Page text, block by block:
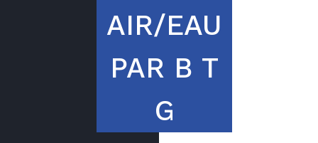
AIR/EAU
PAR B T
G